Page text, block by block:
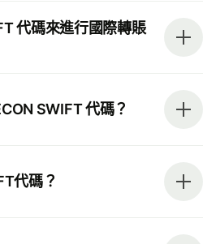
代碼來進行國際轉賬
SWIFT 代碼？
代碼？